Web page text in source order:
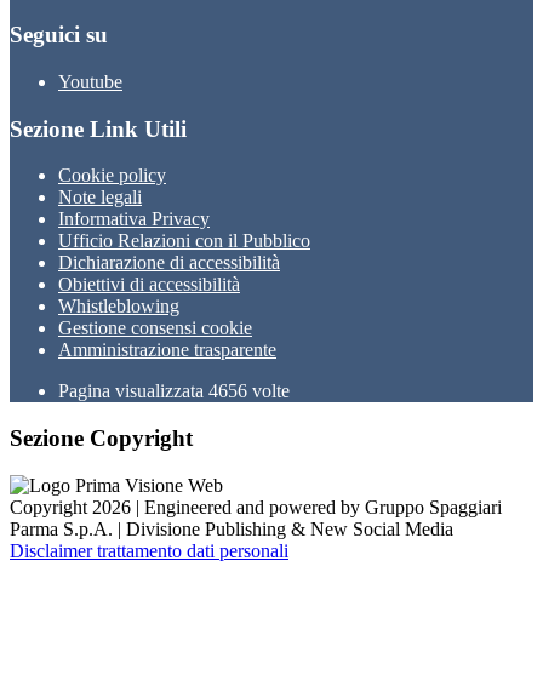
Seguici su
Youtube
Sezione Link Utili
Cookie policy
Note legali
Informativa Privacy
Ufficio Relazioni con il Pubblico
Dichiarazione di accessibilità
Obiettivi di accessibilità
Whistleblowing
Gestione consensi cookie
Amministrazione trasparente
Pagina visualizzata 4656 volte
Sezione Copyright
Copyright 2026 | Engineered and powered by Gruppo Spaggiari
Parma S.p.A. | Divisione Publishing & New Social Media
Disclaimer trattamento dati personali